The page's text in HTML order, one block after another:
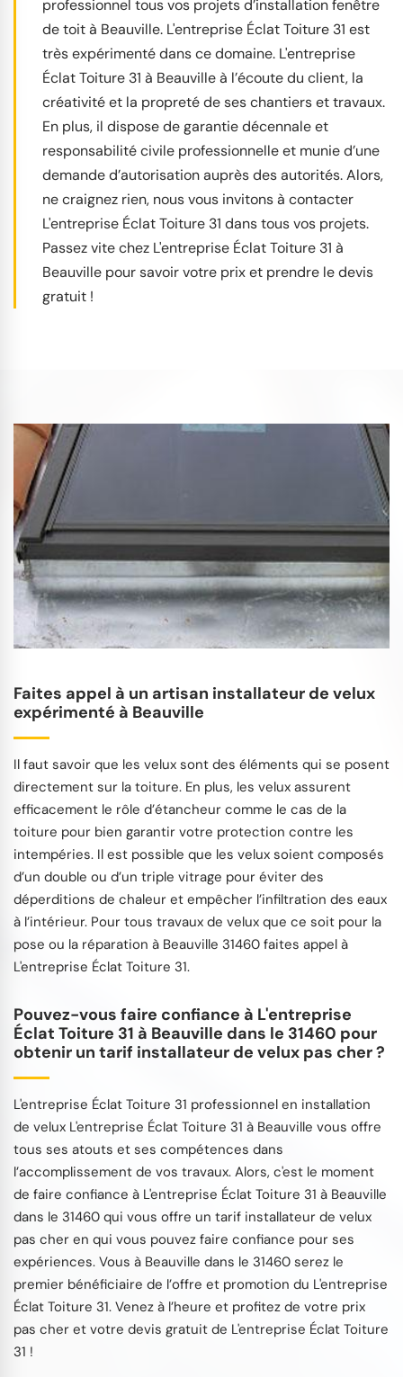
professionnel tous vos projets d’installation fenêtre
de toit à Beauville. L'entreprise Éclat Toiture 31 est
très expérimenté dans ce domaine. L'entreprise
Éclat Toiture 31 à Beauville à l’écoute du client, la
créativité et la propreté de ses chantiers et travaux.
En plus, il dispose de garantie décennale et
responsabilité civile professionnelle et munie d’une
demande d’autorisation auprès des autorités. Alors,
ne craignez rien, nous vous invitons à contacter
L'entreprise Éclat Toiture 31 dans tous vos projets.
Passez vite chez L'entreprise Éclat Toiture 31 à
Beauville pour savoir votre prix et prendre le devis
gratuit !
Faites appel à un artisan installateur de velux
expérimenté à Beauville
Il faut savoir que les velux sont des éléments qui se posent
directement sur la toiture. En plus, les velux assurent
efficacement le rôle d’étancheur comme le cas de la
toiture pour bien garantir votre protection contre les
intempéries. Il est possible que les velux soient composés
d’un double ou d’un triple vitrage pour éviter des
déperditions de chaleur et empêcher l’infiltration des eaux
à l’intérieur. Pour tous travaux de velux que ce soit pour la
pose ou la réparation à Beauville 31460 faites appel à
L'entreprise Éclat Toiture 31.
Pouvez-vous faire confiance à L'entreprise
Éclat Toiture 31 à Beauville dans le 31460 pour
obtenir un tarif installateur de velux pas cher ?
L'entreprise Éclat Toiture 31 professionnel en installation
de velux L'entreprise Éclat Toiture 31 à Beauville vous offre
tous ses atouts et ses compétences dans
l’accomplissement de vos travaux. Alors, c'est le moment
de faire confiance à L'entreprise Éclat Toiture 31 à Beauville
dans le 31460 qui vous offre un tarif installateur de velux
pas cher en qui vous pouvez faire confiance pour ses
expériences. Vous à Beauville dans le 31460 serez le
premier bénéficiaire de l’offre et promotion du L'entreprise
Éclat Toiture 31. Venez à l’heure et profitez de votre prix
pas cher et votre devis gratuit de L'entreprise Éclat Toiture
31 !